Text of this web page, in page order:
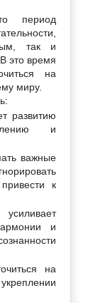
период
так и
это время
на
миру.
развитию
и
важные
к
и
на